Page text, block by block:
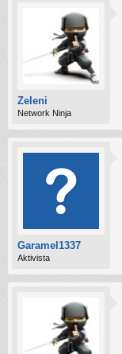
Zeleni
Network Ninja
Garamel1337
Aktivista